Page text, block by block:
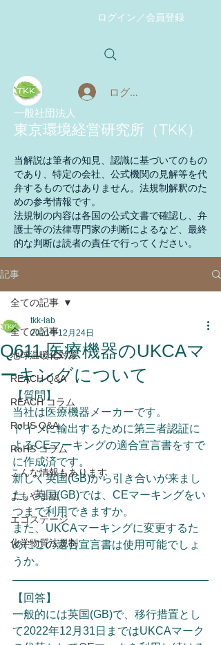
ログイン／会員登録
ログイン
​一般社団法人
東京環境経営研究所（TKK）
当解説は筆者の知見、認識に基づいてのもの
であり、特定の会社、公式機関の見解等を代
弁するものではありません。法規制解釈のた
めの参考情報です。
法規制の内容は各国の公式文書で確認し、弁
護士等の法律専門家の判断によるなど、最終
的な判断は読者の責任で行ってください。
記事
全ての記事
地球温暖化対策
REACH Q&A
REACH コラム
RoHS Q&A
RoHS コラム
こんな情報もあります
よもやま話
エコステージ
化学物質法規制
全ての記事
Q611.医療機器のUKCAマ
ーキングについて
tkk-lab
2021年12月24日
【質問】
当社は医療機器メーカーです。
ドイツに輸出するために第三者認証に
よるCEマーキングの適合宣言書をすで
に作成済です。
新しく英国(GB)から引き合いが来まし
た。英国(GB)では、CEマーキングをい
つまで利用できますか。
また、UKCAマーキングに変更するた
めにこの適合宣言書は使用可能でしょ
うか。
【回答】
一般的には英国(GB)で、移行措置とし
て2022年12月31日まではUKCAマーク